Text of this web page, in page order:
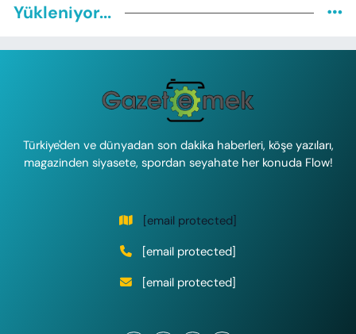
Yükleniyor...
Türkiye'den ve dünyadan son dakika haberleri, köşe yazıları,
magazinden siyasete, spordan seyahate her konuda Flow!
[email protected]
[email protected]
[email protected]